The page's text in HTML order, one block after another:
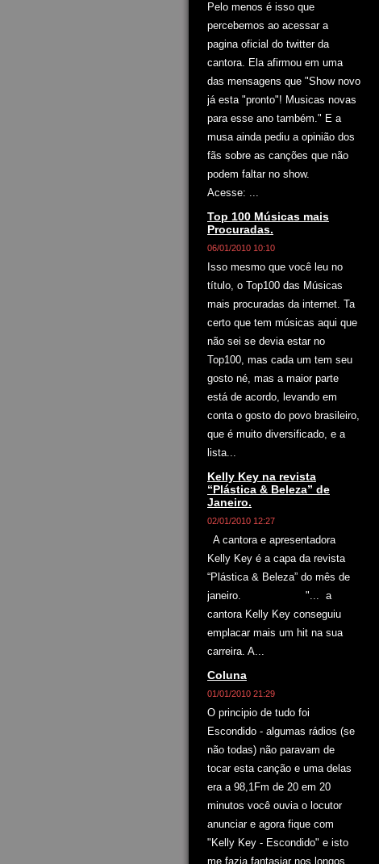
Pelo menos é isso que
percebemos ao acessar a
pagina oficial do twitter da
cantora. Ela afirmou em uma
das mensagens que "Show novo
já esta "pronto"! Musicas novas
para esse ano também." E a
musa ainda pediu a opinião dos
fãs sobre as canções que não
podem faltar no show.
Acesse: ...
Top 100 Músicas mais
Procuradas.
06/01/2010 10:10
Isso mesmo que você leu no
título, o Top100 das Músicas
mais procuradas da internet. Ta
certo que tem músicas aqui que
não sei se devia estar no
Top100, mas cada um tem seu
gosto né, mas a maior parte
está de acordo, levando em
conta o gosto do povo brasileiro,
que é muito diversificado, e a
lista...
Kelly Key na revista
“Plástica & Beleza” de
Janeiro.
02/01/2010 12:27
A cantora e apresentadora
Kelly Key é a capa da revista
“Plástica & Beleza” do mês de
janeiro. "... a
cantora Kelly Key conseguiu
emplacar mais um hit na sua
carreira. A...
Coluna
01/01/2010 21:29
O principio de tudo foi
Escondido - algumas rádios (se
não todas) não paravam de
tocar esta canção e uma delas
era a 98,1Fm de 20 em 20
minutos você ouvia o locutor
anunciar e agora fique com
"Kelly Key - Escondido" e isto
me fazia fantasiar nos longos